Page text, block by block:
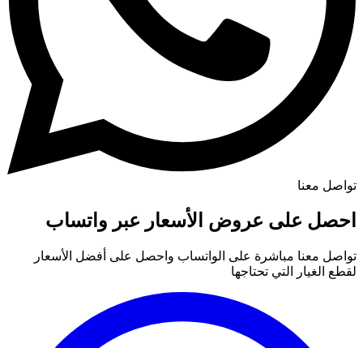
تواصل معنا
احصل على عروض الأسعار عبر واتساب
تواصل معنا مباشرة على الواتساب واحصل على أفضل الأسعار
لقطع الغيار التي تحتاجها